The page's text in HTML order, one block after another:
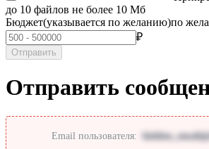
до 10 файлов не более 10 Мб
Бюджет(указывается по желанию)по
₽
Отправить
Отправить
Email пользователя: